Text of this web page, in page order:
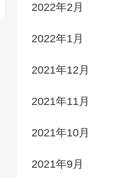
2022年2月
2022年1月
2021年12月
2021年11月
2021年10月
2021年9月